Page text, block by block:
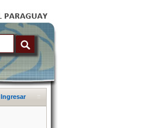
Ingresar